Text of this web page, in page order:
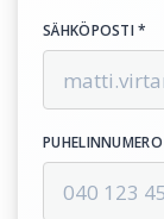
SÄHKÖPOSTI *